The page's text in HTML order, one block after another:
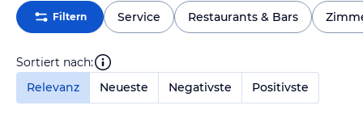
Filtern Service Restaurants & Bars
Sortiert nach:
Relevanz
Neueste Negativste Positivste